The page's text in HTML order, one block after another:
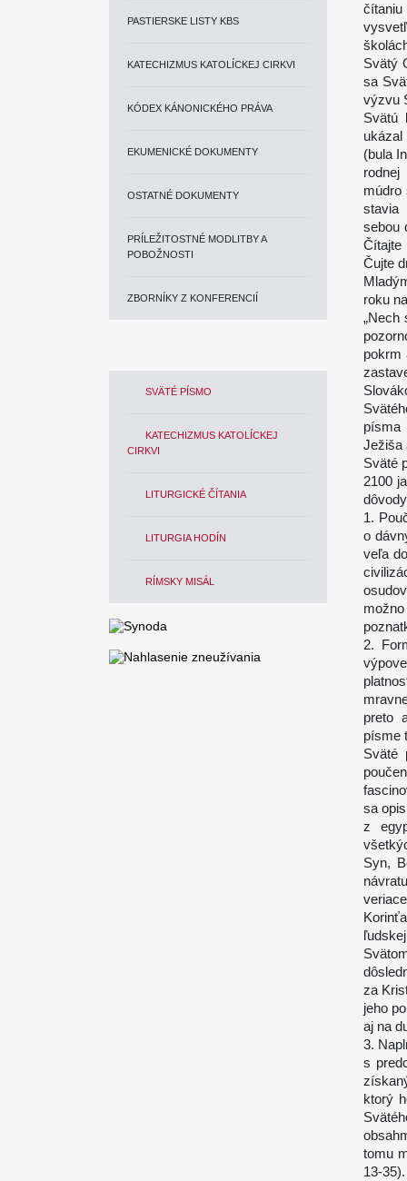
PASTIERSKE LISTY KBS
KATECHIZMUS KATOLÍCKEJ CIRKVI
KÓDEX KÁNONICKÉHO PRÁVA
EKUMENICKÉ DOKUMENTY
OSTATNÉ DOKUMENTY
PRÍLEŽITOSTNÉ MODLITBY A
POBOŽNOSTI
ZBORNÍKY Z KONFERENCIÍ
SVÄTÉ PÍSMO
KATECHIZMUS KATOLÍCKEJ
CIRKVI
LITURGICKÉ ČÍTANIA
LITURGIA HODÍN
RÍMSKY MISÁL
Svätý
sa
výzvu
Svätú
(bula
múdro
stavia
sebou
Čítajte
Čujte
roku
„Nech
pokrm
písma
Ježiša
Sväté
2100
1.
o
veľa
2.
preto
písme
Sväté
sa
z
Syn,
za
jeho
aj na
3.
s
ktorý
tomu
13-